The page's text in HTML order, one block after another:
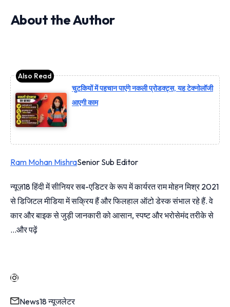
About the Author
चुटकियों में पहचान पाएंगे नकली प्रोडक्ट्स, यह टेक्नोलॉजी
आएगी काम
Ram Mohan MishraSenior Sub Editor
न्यूज़18 हिंदी में सीनियर सब-एडिटर के रूप में कार्यरत राम मोहन मिश्र 2021
से डिजिटल मीडिया में सक्रिय हैं और फिलहाल ऑटो डेस्क संभाल रहे हैं. वे
कार और बाइक से जुड़ी जानकारी को आसान, स्पष्ट और भरोसेमंद तरीके से
…और पढ़ें
News18 न्यूजलेटर